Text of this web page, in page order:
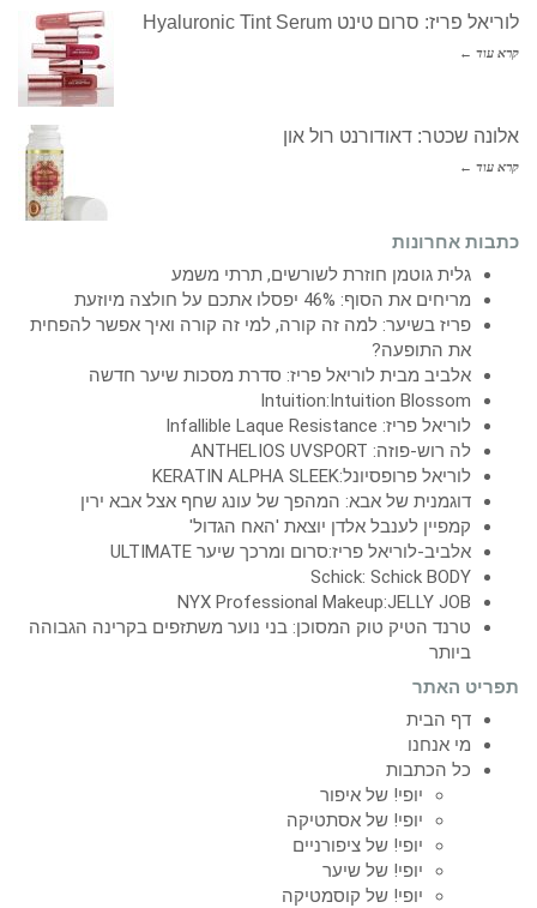
לוריאל פריז: סרום טינט Hyaluronic Tint Serum
קרא עוד ←
אלונה שכטר: דאודורנט רול און
קרא עוד ←
כתבות אחרונות
גלית גוטמן חוזרת לשורשים, תרתי משמע
מריחים את הסוף: 46% יפסלו אתכם על חולצה מיוזעת
פריז בשיער: למה זה קורה, למי זה קורה ואיך אפשר להפחית
את התופעה?
אלביב מבית לוריאל פריז: סדרת מסכות שיער חדשה
Intuition:Intuition Blossom
לוריאל פריז: Infallible Laque Resistance
לה רוש-פוזה: ANTHELIOS UVSPORT
לוריאל פרופסיונל:KERATIN ALPHA SLEEK
דוגמנית של אבא: המהפך של עונג שחף אצל אבא ירין
קמפיין לענבל אלדן יוצאת 'האח הגדול'
אלביב-לוריאל פריז:סרום ומרכך שיער ULTIMATE
Schick: Schick BODY
NYX Professional Makeup:JELLY JOB
טרנד הטיק טוק המסוכן: בני נוער משתזפים בקרינה הגבוהה
ביותר
תפריט האתר
דף הבית
מי אנחנו
כל הכתבות
יופי! של איפור
יופי! של אסתטיקה
יופי! של ציפורניים
יופי! של שיער
יופי! של קוסמטיקה